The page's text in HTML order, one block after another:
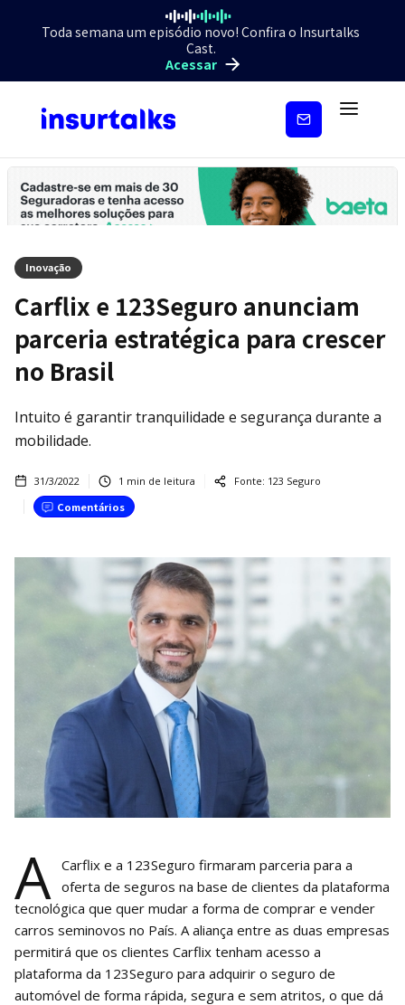
Toda semana um episódio novo! Confira o Insurtalks
Cast.
Acessar
Inscreva-
Inovação
Carflix e 123Seguro anunciam
parceria estratégica para crescer
no Brasil
Intuito é garantir tranquilidade e segurança durante a
mobilidade.
31/3/2022 1 min de leitura Fonte: 123 Seguro
Comentários
A Carflix e a 123Seguro firmaram parceria para a
oferta de seguros na base de clientes da plataforma
tecnológica que quer mudar a forma de comprar e vender
carros seminovos no País. A aliança entre as duas empresas
permitirá que os clientes Carflix tenham acesso a
plataforma da 123Seguro para adquirir o seguro de
automóvel de forma rápida, segura e sem atritos, o que dá